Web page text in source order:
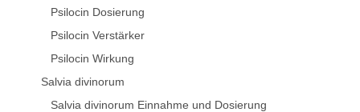
Psilocin Dosierung
Psilocin Verstärker
Psilocin Wirkung
Salvia divinorum
Salvia divinorum Einnahme und Dosierung